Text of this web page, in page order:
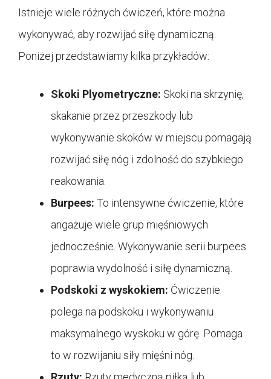
Istnieje wiele różnych ćwiczeń, które można
wykonywać, aby rozwijać siłę dynamiczną.
Poniżej przedstawiamy kilka przykładów:
Skoki Plyometryczne: Skoki na skrzynię,
skakanie przez przeszkody lub
wykonywanie skoków w miejscu pomagają
rozwijać siłę nóg i zdolność do szybkiego
reakowania.
Burpees: To intensywne ćwiczenie, które
angażuje wiele grup mięśniowych
jednocześnie. Wykonywanie serii burpees
poprawia wydolność i siłę dynamiczną.
Podskoki z wyskokiem: Ćwiczenie
polega na podskoku i wykonywaniu
maksymalnego wyskoku w górę. Pomaga
to w rozwijaniu siły mięśni nóg.